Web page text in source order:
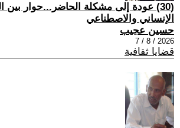
(30) عودة إلى مشكلة الحاضر...حوار بين
الإنساني والاصطناعي
حسين عجيب
2026 / 8 / 7
قضايا ثقافية